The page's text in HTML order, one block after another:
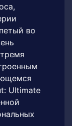
во
Ultimate